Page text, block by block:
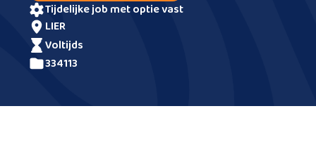
tijdelijke job met optie vast
LIER
voltijds
334113